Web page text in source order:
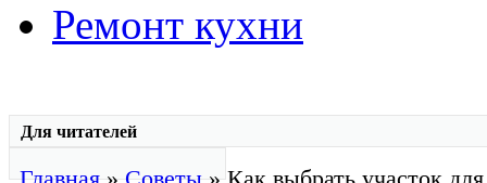
Ремонт кухни
Для читателей